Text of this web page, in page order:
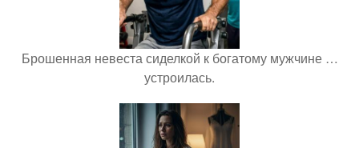
Брошенная невеста сиделкой к богатому мужчине …
устроилась.